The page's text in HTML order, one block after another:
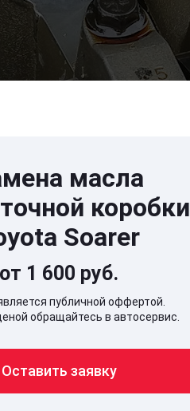
обл,
г, Береговой проезд,
масла
коробки
Soarer
от 1 600 руб.
публичной оффертой.
обращайтесь в автосервис.
Оставить заявку